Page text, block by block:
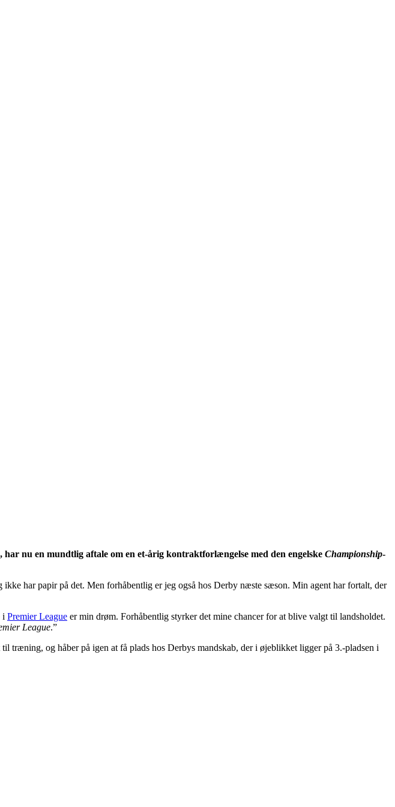
nu en mundtlig aftale om en et-årig kontraktforlængelse med den engelske Championship-
har papir på det. Men forhåbentlig er jeg også hos Derby næste sæson. Min agent har fortalt, der
i Premier League er min drøm. Forhåbentlig styrker det mine chancer for at blive valgt til landsholdet.
League.”
træning, og håber på igen at få plads hos Derbys mandskab, der i øjeblikket ligger på 3.-pladsen i